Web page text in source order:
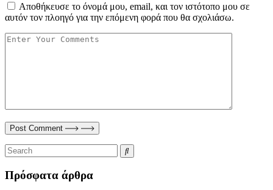
Αποθήκευσε το όνομά μου, email, και τον ιστότοπο μου σε
αυτόν τον πλοηγό για την επόμενη φορά που θα σχολιάσω.
Post Comment
Πρόσφατα άρθρα